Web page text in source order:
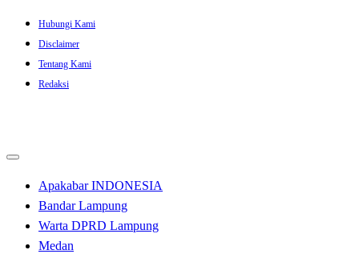
Skip
content
Hubungi Kami
Disclaimer
Tentang Kami
Redaksi
Apakabar INDONESIA
Bandar Lampung
Warta DPRD Lampung
Medan